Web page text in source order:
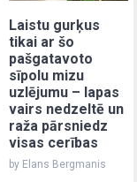
Laistu gurķus
tikai ar šo
pašgatavoto
sīpolu mizu
uzlējumu – lapas
vairs nedzeltē un
raža pārsniedz
visas cerības
by Elans Bergmanis